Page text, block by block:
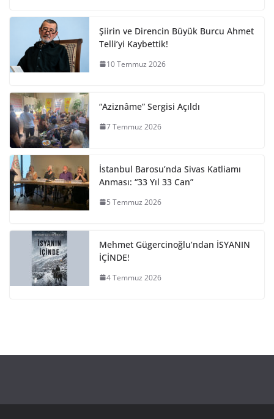
Şiirin ve Direncin Büyük Burcu Ahmet
Telli’yi Kaybettik!
10 Temmuz 2026
“Aziznâme” Sergisi Açıldı
7 Temmuz 2026
İstanbul Barosu’nda Sivas Katliamı
Anması: “33 Yıl 33 Can”
5 Temmuz 2026
Mehmet Gügercinoğlu’ndan İSYANIN
İÇİNDE!
4 Temmuz 2026